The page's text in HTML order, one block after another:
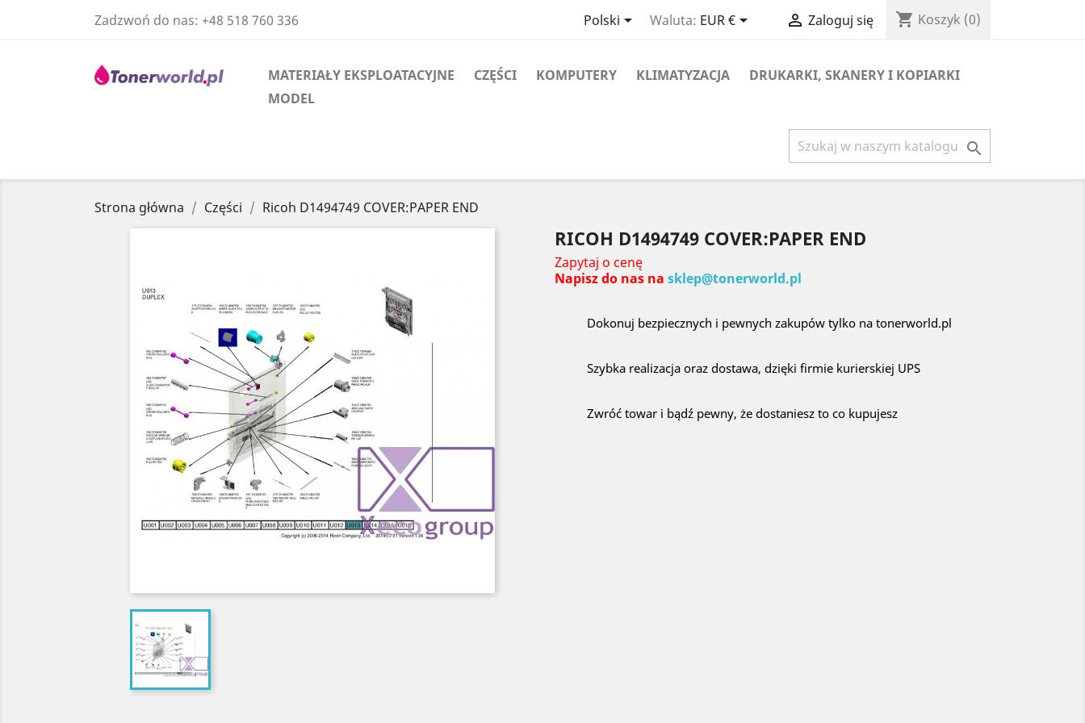
Zadzwoń do nas: +48 518 760 336 Polski Waluta: EUR €  Zaloguj się shopping_cart Koszyk (0)
MATERIAŁY EKSPLOATACYJNE CZĘŚCI KOMPUTERY KLIMATYZACJA
DRUKARKI, SKANERY I KOPIARKI
MODEL

Strona główna Części Ricoh D1494749 COVER:PAPER END
RICOH D1494749 COVER:PAPER END
Zapytaj o cenę
Napisz do nas na sklep@tonerworld.pl
Dokonuj bezpiecznych i pewnych zakupów tylko na tonerworld.pl
Szybka realizacja oraz dostawa, dzięki firmie kurierskiej UPS
Zwróć towar i bądź pewny, że dostaniesz to co kupujesz